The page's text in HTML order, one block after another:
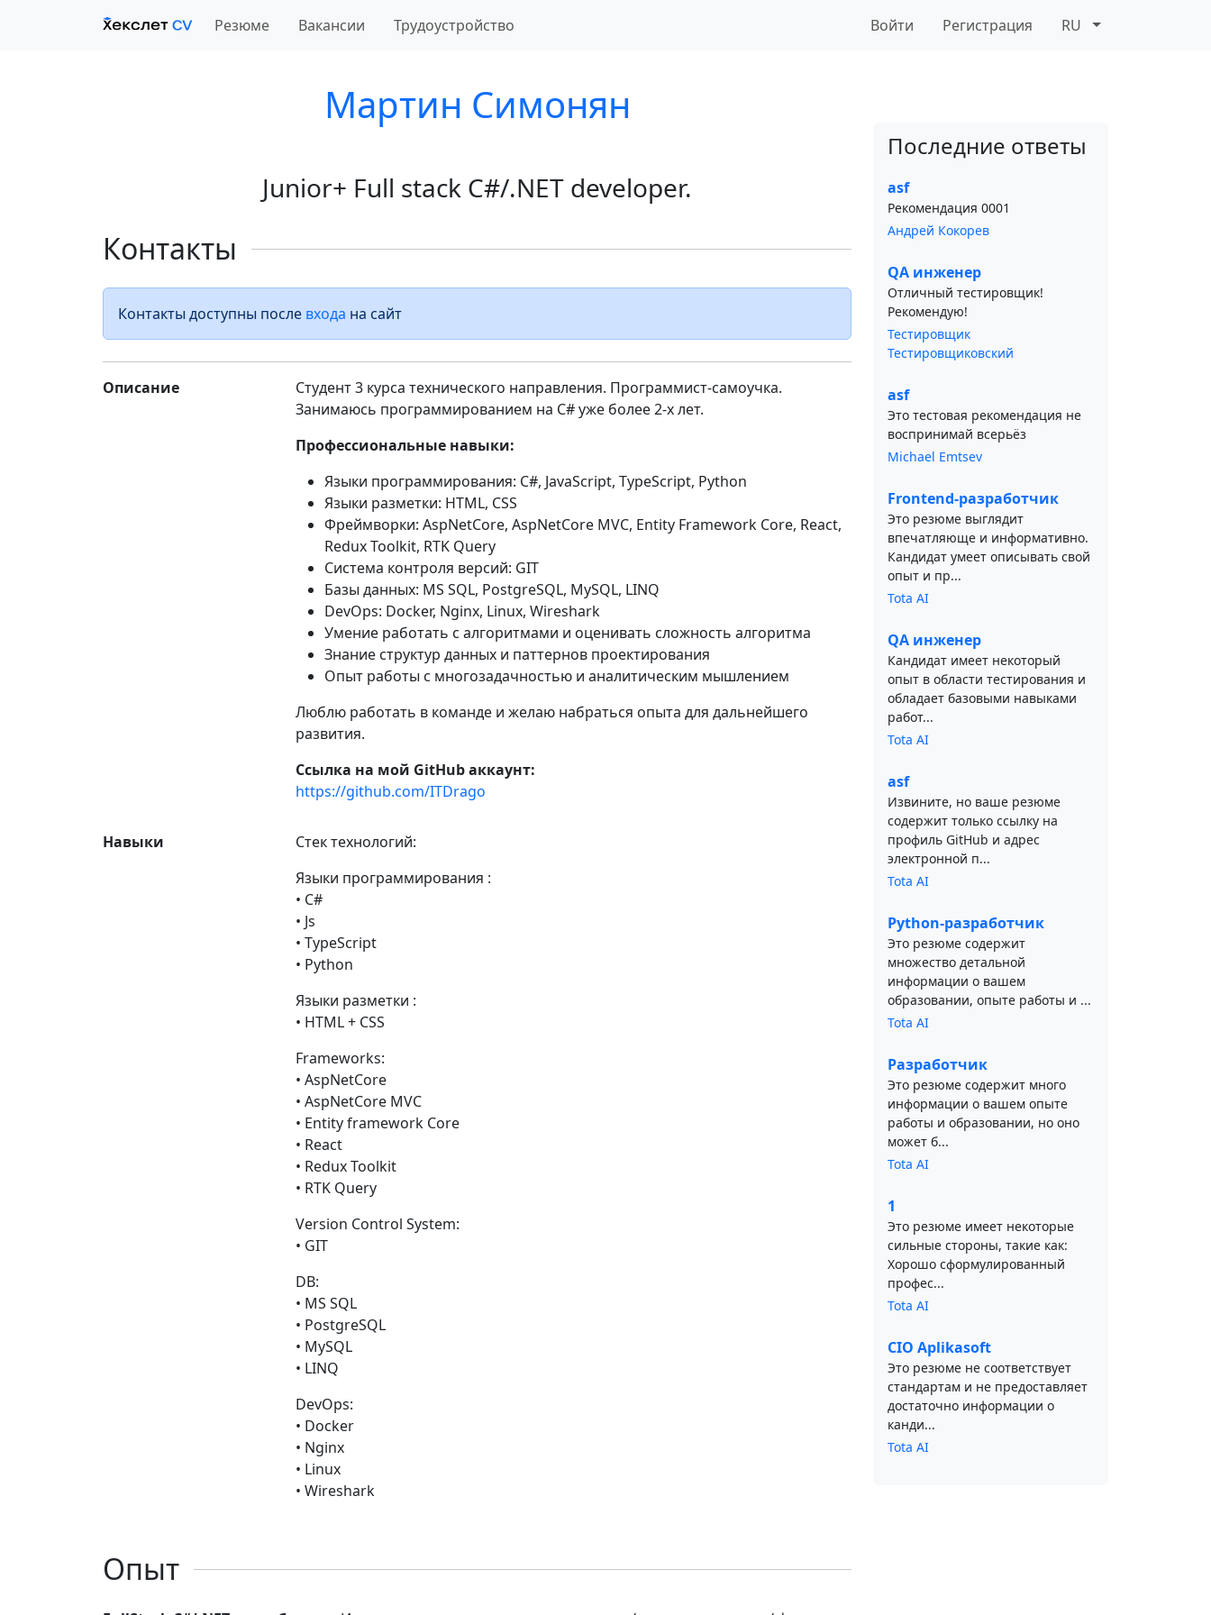
Резюме Вакансии Трудоустройство Войти Регистрация RU
Мартин Симонян
Junior+ Full stack C#/.NET developer.
Контакты
Контакты доступны после входа на сайт
Описание
Студент 3 курса технического направления. Программист-самоучка.
Занимаюсь программированием на C# уже более 2-х лет.
Профессиональные навыки:
Языки программирования: C#, JavaScript, TypeScript, Python
Языки разметки: HTML, CSS
Фреймворки: AspNetCore, AspNetCore MVC, Entity Framework Core, React,
Redux Toolkit, RTK Query
Система контроля версий: GIT
Базы данных: MS SQL, PostgreSQL, MySQL, LINQ
DevOps: Docker, Nginx, Linux, Wireshark
Умение работать с алгоритмами и оценивать сложность алгоритма
Знание структур данных и паттернов проектирования
Опыт работы с многозадачностью и аналитическим мышлением
Люблю работать в команде и желаю набраться опыта для дальнейшего
развития.
Ссылка на мой GitHub аккаунт:
https://github.com/ITDrago
Навыки
Стек технологий:
Языки программирования :
• С#
• Js
• TypeScript
• Python
Языки разметки :
• HTML + CSS
Frameworks:
• AspNetCore
• AspNetCore MVC
• Entity framework Core
• React
• Redux Toolkit
• RTK Query
Version Control System:
• GIT
DB:
• MS SQL
• PostgreSQL
• MySQL
• LINQ
DevOps:
• Docker
• Nginx
• Linux
• Wireshark
Опыт
Последние ответы
asf
Рекомендация 0001
Андрей Кокорев
QA инженер
Отличный тестировщик!
Рекомендую!
Тестировщик
Тестировщиковский
asf
Это тестовая рекомендация не
воспринимай всерьёз
Michael Emtsev
Frontend-разработчик
Это резюме выглядит
впечатляюще и информативно.
Кандидат умеет описывать свой
опыт и пр...
Tota AI
QA инженер
Кандидат имеет некоторый
опыт в области тестирования и
обладает базовыми навыками
работ...
Tota AI
asf
Извините, но ваше резюме
содержит только ссылку на
профиль GitHub и адрес
электронной п...
Tota AI
Python-разработчик
Это резюме содержит
множество детальной
информации о вашем
образовании, опыте работы и ...
Tota AI
Разработчик
Это резюме содержит много
информации о вашем опыте
работы и образовании, но оно
может б...
Tota AI
1
Это резюме имеет некоторые
сильные стороны, такие как:
Хорошо сформулированный
профес...
Tota AI
CIO Aplikasoft
Это резюме не соответствует
стандартам и не предоставляет
достаточно информации о
канди...
Tota AI